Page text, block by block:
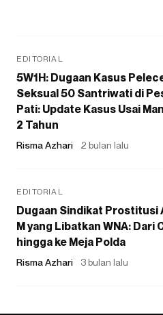
EDITORIAL
5W1H: Dugaan Kasus
Seksual 50 Santriwati di
Pati: Update Kasus Usai
2 Tahun
Risma Azhari 2 bulan lalu
EDITORIAL
Dugaan Sindikat Prostitusi
M yang Libatkan WNA: Dari
hingga ke Meja Polda
Risma Azhari 3 bulan lalu